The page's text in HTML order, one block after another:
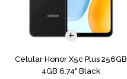
Celular Honor X5c Plus 256GB
4GB 6.74" Black
COMPARAR